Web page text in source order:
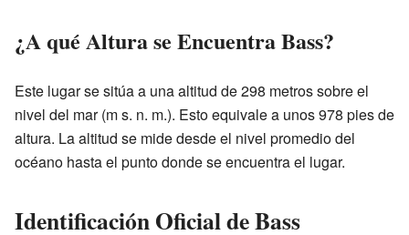
¿A qué Altura se Encuentra Bass?
Este lugar se sitúa a una altitud de 298 metros sobre el
nivel del mar (m s. n. m.). Esto equivale a unos 978 pies de
altura. La altitud se mide desde el nivel promedio del
océano hasta el punto donde se encuentra el lugar.
Identificación Oficial de Bass